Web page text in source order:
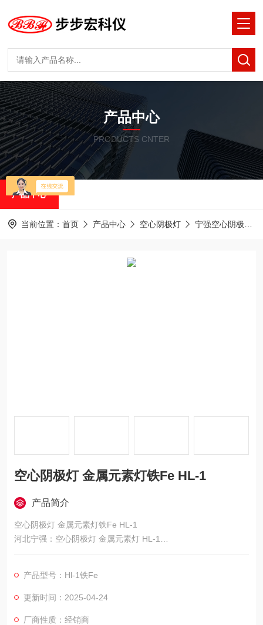
产品中心
PRODUCTS CNTER
产品中心
当前位置： 首页 产品中心 空心阴极灯 宁强空心阴极灯HL-1
空心阴极灯 金属元素灯铁Fe HL-1
产品简介
空心阴极灯 金属元素灯铁Fe HL-1
河北宁强：空心阴极灯 金属元素灯 HL-1
适用：适用国产原子吸收分光光度计
产品型号：Hl-1铁Fe
更新时间：2025-04-24
厂商性质：经销商